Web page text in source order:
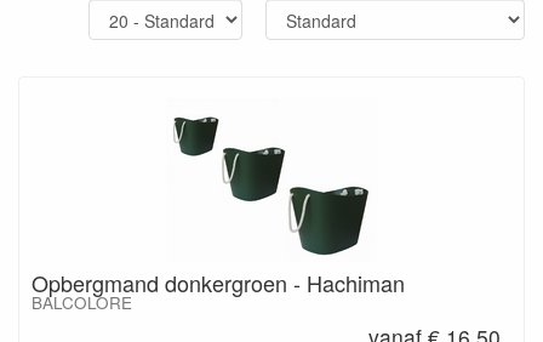
Opbergmand donkergroen - Hachiman
BALCOLORE